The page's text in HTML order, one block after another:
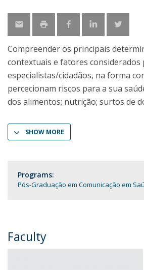
Compreender os principais
contextuais e fatores considerados
especialistas/cidadãos, na forma
percecionam riscos para a sua
dos alimentos; nutrição; surtos de
SHOW MORE
Programs:
Pós-Graduação em Comunicação em
Faculty